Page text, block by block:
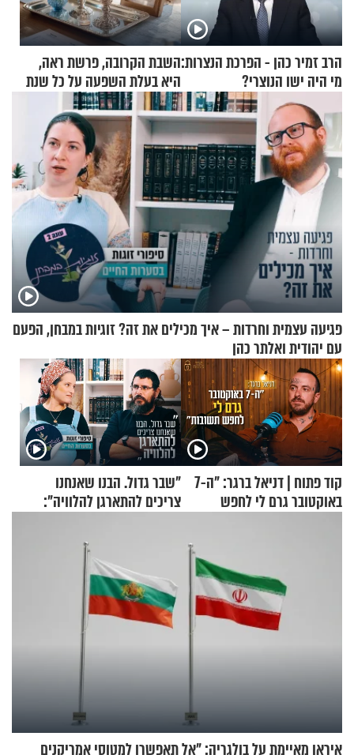
הרב זמיר כהן - הפרכת הנצרות:
מי היה ישו הנוצרי?
השבת הקרובה, פרשת ראה,
היא בעלת השפעה על כל שנת
תשפ"ז
פגיעה עצמית וחרדות – איך מכילים את זה? זוגיות במבחן, הפעם
עם יהודית ואלתר כהן
קוד פתוח | דניאל ברגר: "ה-7
באוקטובר גרם לי לחפש
"שבר גדול. הבנו שאנחנו
צריכים להתארגן להלוויה":
איראן מאיימת על בולגריה: "אל תאפשרו למטוסי אמריקנים